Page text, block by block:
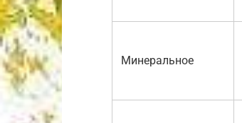
Минеральное